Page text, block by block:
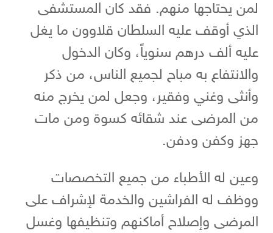
لمن يحتاجها منهم. فقد كان المستشفى
الذي أوقف عليه السلطان قلاوون ما يغل
عليه ألف درهم سنوياً، وكان الدخول
والانتفاع به مباح لجميع الناس، من ذكر
وأنثى وغني وفقير، وجعل لمن يخرج منه
من المرضى عند شقائه كسوة ومن مات
جهز وكفن ودفن.
وعين له الأطباء من جميع التخصصات
ووظف له الفراشين والخدمة لإشراف على
المرضى وإصلاح أماكنهم وتنظيفها وغسل